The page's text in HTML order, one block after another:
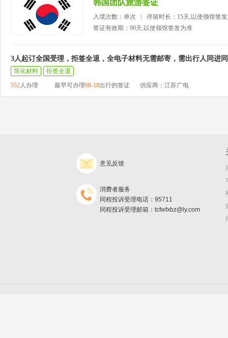
韩国团队旅游签证
入境次数：单次
停留时长：15天,以使领馆签
签证有效期：90天,以使领馆签发为准
3人起订全国受理，拒签全退，全电子材料无需邮寄，需出行人同进
简化材料
拒签全退
552人办理 最早可办理08-18出行的签证 供应商：江苏广电
意见反馈
消费者服务
同程投诉受理电话：95711
同程投诉受理邮箱：tcfwfxbz@ly.com